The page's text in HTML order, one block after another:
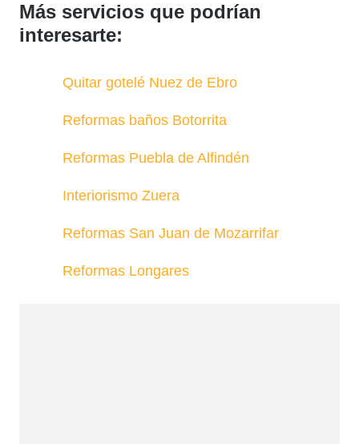
Más servicios que podrían
interesarte:
Quitar gotelé Nuez de Ebro
Reformas baños Botorrita
Reformas Puebla de Alfindén
Interiorismo Zuera
Reformas San Juan de Mozarrifar
Reformas Longares